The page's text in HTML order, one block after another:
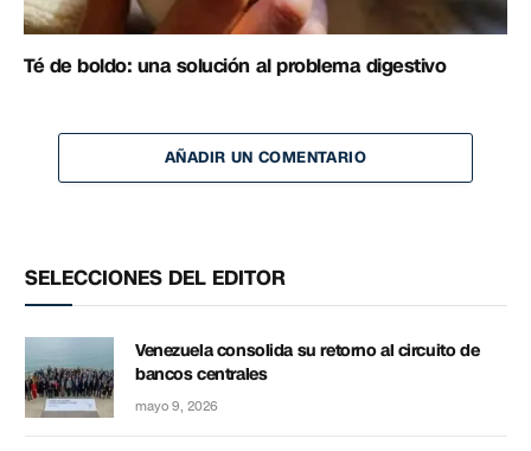
Té de boldo: una solución al problema digestivo
AÑADIR UN COMENTARIO
SELECCIONES DEL EDITOR
Venezuela consolida su retorno al circuito de
bancos centrales
mayo 9, 2026